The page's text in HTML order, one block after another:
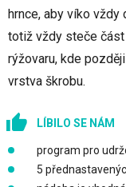
hrnce, aby víko vždy
totiž vždy steče část
rýžovaru, kde
vrstva škrobu.
LÍBILO SE NÁM
program pro
5